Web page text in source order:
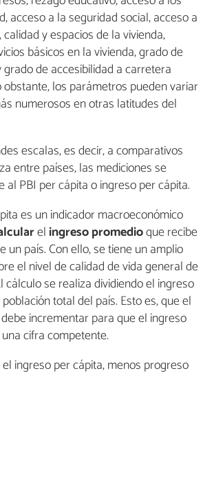
acceso a la seguridad social, acceso a
, calidad y espacios de la vivienda,
básicos en la vivienda, grado de
de accesibilidad a carretera
los parámetros pueden variar
numerosos en otras latitudes del
escalas, es decir, a comparativos
entre países, las mediciones se
al PBI per cápita o ingreso per cápita.
es un indicador macroeconómico
el ingresopromedioque recibe
un país. Con ello, se tiene un amplio
el nivel de calidad de vida general de
cálculo se realiza dividiendo el ingreso
total del país. Esto es, que el
incrementar para que el ingreso
cifra competente.
ingreso per cápita, menos progreso